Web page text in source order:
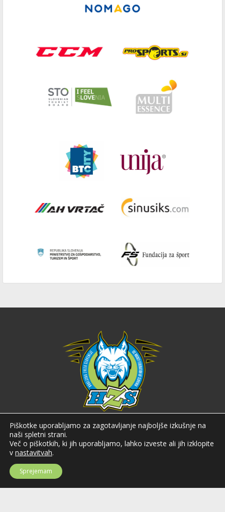
Hokejska zveza Slovenije
Hokejska zveza Slovenije (HZS) je krovna športna organizacija na področju
hokeja v Sloveniji. Organizira tekmovanja v različnih domačih in
mednarodnih hokejskih ligah in pokalih; pod njenim okriljem delujejo tudi
SI-1000 Ljubljana
Piškotke uporabljamo za zagotavljanje najboljše izkušnje na
naši spletni strani.
Več o piškotkih, ki jih uporabljamo, lahko izveste ali jih izklopite
v nastavitvah.
Sprejemam